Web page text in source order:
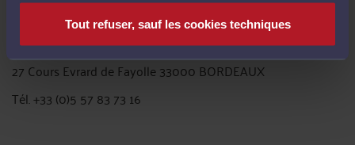
Tout refuser, sauf les cookies techniques
Anthony QUEVAREC
Avocat
27 Cours Evrard de Fayolle 33000 BORDEAUX
Tél. +33 (0)5 57 83 73 16